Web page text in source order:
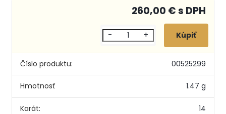
Číslo produktu: 00525299
Hmotnosť 1.47 g
Karát: 14
260,00 € s DPH
- +